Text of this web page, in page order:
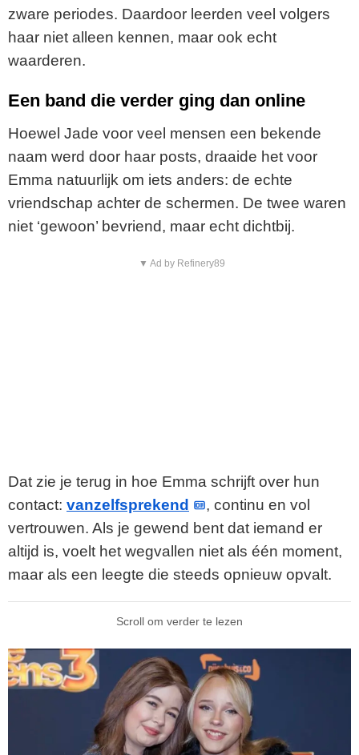
zware periodes. Daardoor leerden veel volgers
haar niet alleen kennen, maar ook echt
waarderen.
Een band die verder ging dan online
Hoewel Jade voor veel mensen een bekende
naam werd door haar posts, draaide het voor
Emma natuurlijk om iets anders: de echte
vriendschap achter de schermen. De twee waren
niet ‘gewoon’ bevriend, maar echt dichtbij.
▼ Ad by Refinery89
Dat zie je terug in hoe Emma schrijft over hun
contact: vanzelfsprekend
, continu en vol
vertrouwen. Als je gewend bent dat iemand er
altijd is, voelt het wegvallen niet als één moment,
maar als een leegte die steeds opnieuw opvalt.
Scroll om verder te lezen